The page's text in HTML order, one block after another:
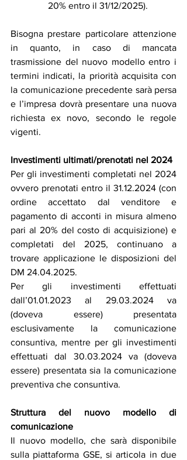
20% entro il 31/12/2025).
Bisogna prestare particolare attenzione
in quanto, in caso di mancata
trasmissione del nuovo modello entro i
termini indicati, la priorità acquisita con
la comunicazione precedente sarà persa
e l’impresa dovrà presentare una nuova
richiesta ex novo, secondo le regole
vigenti.
Investimenti ultimati/prenotati nel 2024
Per gli investimenti completati nel 2024
ovvero prenotati entro il 31.12.2024 (con
ordine accettato dal venditore e
pagamento di acconti in misura almeno
pari al 20% del costo di acquisizione) e
completati del 2025, continuano a
trovare applicazione le disposizioni del
DM 24.04.2025.
Per gli investimenti effettuati
dall’01.01.2023 al 29.03.2024 va
(doveva essere) presentata
esclusivamente la comunicazione
consuntiva, mentre per gli investimenti
effettuati dal 30.03.2024 va (doveva
essere) presentata sia la comunicazione
preventiva che consuntiva.
Struttura del nuovo modello di
comunicazione
Il nuovo modello, che sarà disponibile
sulla piattaforma GSE, si articola in due